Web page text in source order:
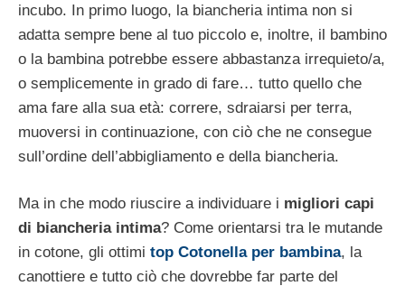
incubo. In primo luogo, la biancheria intima non si
adatta sempre bene al tuo piccolo e, inoltre, il bambino
o la bambina potrebbe essere abbastanza irrequieto/a,
o semplicemente in grado di fare… tutto quello che
ama fare alla sua età: correre, sdraiarsi per terra,
muoversi in continuazione, con ciò che ne consegue
sull’ordine dell’abbigliamento e della biancheria.
Ma in che modo riuscire a individuare i migliori capi
di biancheria intima? Come orientarsi tra le mutande
in cotone, gli ottimi top Cotonella per bambina, la
canottiere e tutto ciò che dovrebbe far parte del